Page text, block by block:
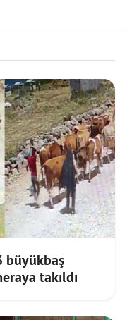
büyükbaş
takıldı